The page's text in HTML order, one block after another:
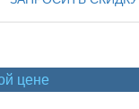
цене